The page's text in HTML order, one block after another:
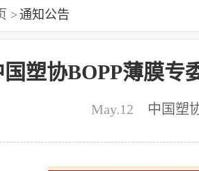
>通知公告
塑协BOPP薄膜专
May.12 中国塑